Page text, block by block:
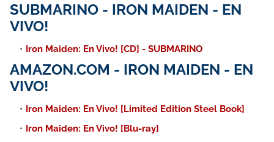
SUBMARINO - IRON MAIDEN - EN
VIVO!
Iron Maiden: En Vivo! [CD] - SUBMARINO
AMAZON.COM - IRON MAIDEN - EN
VIVO!
Iron Maiden: En Vivo! [Limited Edition Steel Book]
Iron Maiden: En Vivo! [Blu-ray]